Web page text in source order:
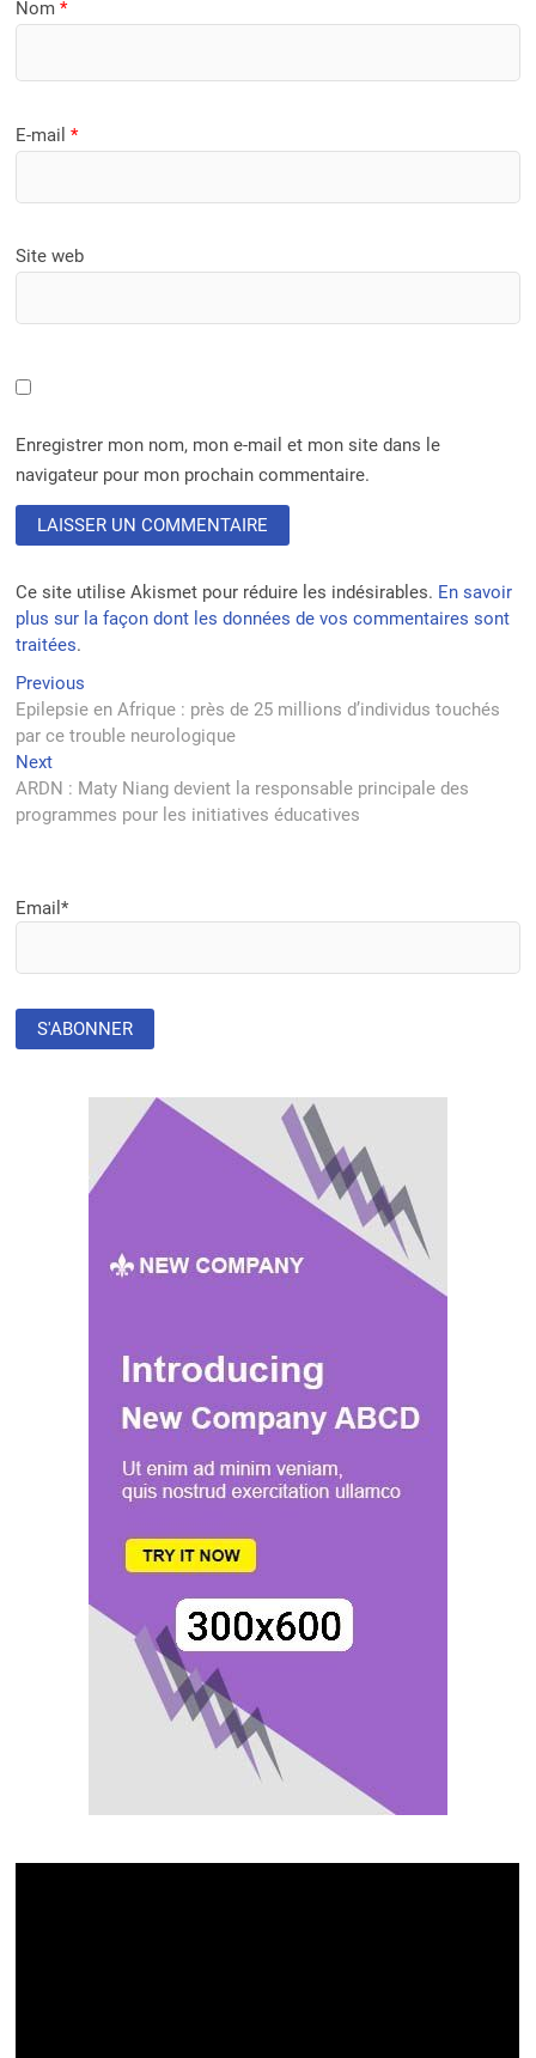
Nom*
E-mail*
Site web
Enregistrer mon nom, mon e-mail et mon site dans le
navigateur pour mon prochain commentaire.
Ce site utilise Akismet pour réduire les indésirables. En savoir
plus sur la façon dont les données de vos commentaires sont
traitées.
Navigation
de
l’article
Previous
post:
Epilepsie en Afrique : près de 25 millions d’individus touchés
par ce trouble neurologique
NextNext
post:
ARDN : Maty Niang devient la responsable principale des
programmes pour les initiatives éducatives
Email*